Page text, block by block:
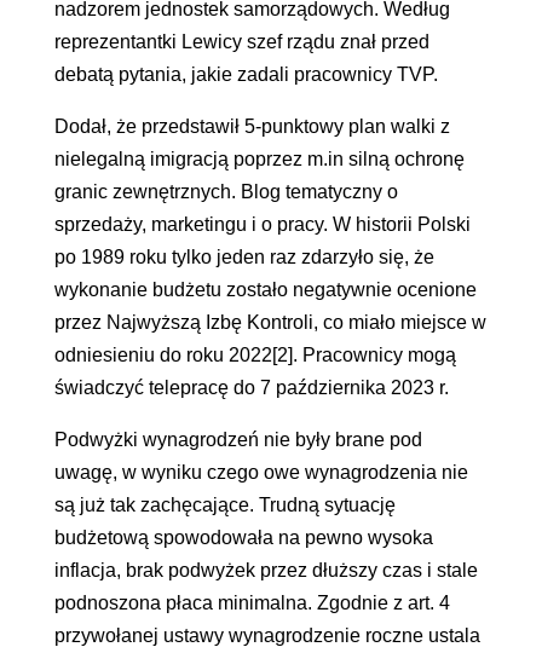
nadzorem jednostek samorządowych. Według
reprezentantki Lewicy szef rządu znał przed
debatą pytania, jakie zadali pracownicy TVP.
Dodał, że przedstawił 5-punktowy plan walki z
nielegalną imigracją poprzez m.in silną ochronę
granic zewnętrznych. Blog tematyczny o
sprzedaży, marketingu i o pracy. W historii Polski
po 1989 roku tylko jeden raz zdarzyło się, że
wykonanie budżetu zostało negatywnie ocenione
przez Najwyższą Izbę Kontroli, co miało miejsce w
odniesieniu do roku 2022[2]. Pracownicy mogą
świadczyć telepracę do 7 października 2023 r.
Podwyżki wynagrodzeń nie były brane pod
uwagę, w wyniku czego owe wynagrodzenia nie
są już tak zachęcające. Trudną sytuację
budżetową spowodowała na pewno wysoka
inflacja, brak podwyżek przez dłuższy czas i stale
podnoszona płaca minimalna. Zgodnie z art. 4
przywołanej ustawy wynagrodzenie roczne ustala